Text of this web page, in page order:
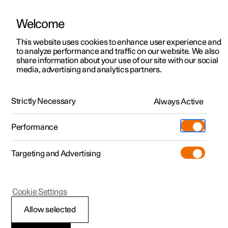
Polestar 2
Polestar 3
Polestar 4
Pre-owned
Shop
Meer
Testrit
Aanbiedingen voor
Testrit
Aanbiedingen voor
Polestar 4 coupé
Ontdek Polestar 4
Testrit
Bekijk onze stockwagens
Aanbiedingen voor
Ontdek Polestar 5
Over pre-owned
Pre-owned aanbiedingen
Aanbiedingen voor particulieren
Aanbiedingen voor
professionelen
Bekijk onze stockwagens
Configureer
Pre-owned
Testrit
Additionals
(Opent in een nieuw venster)
Experiences
Ontmoet ons
Servicepunten
Opladen
Support
HandleidingVideogalerijSoftware-updates
Vergrendelen en ontgrendelen
Polestar 3
Vergrendeling reageert
Welcome
This website uses cookies to enhance user experience and
to analyze performance and traffic on our website. We also
share information about your use of our site with our social
media, advertising and analytics partners.
Strictly Necessary Always Active
Performance
Targeting and Advertising
Allow selected
Cookie Settings